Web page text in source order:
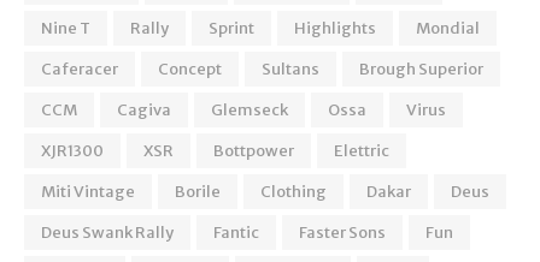
Nine T
Rally Sprint Highlights
Mondial
Caferacer
Concept Sultans
Brough Superior
CCM
Cagiva Glemseck Ossa
Virus
XJR1300
XSR Bottpower
Elettric
Miti Vintage
Borile Clothing Dakar
Deus
Deus Swank Rally
Fantic Faster Sons
Fun